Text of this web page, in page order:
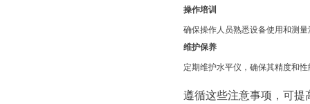
操作培训
确保操作人员熟悉设备使用和测量
维护保养
定期维护水平仪，确保其精度和性
遵循这些注意事项，可提